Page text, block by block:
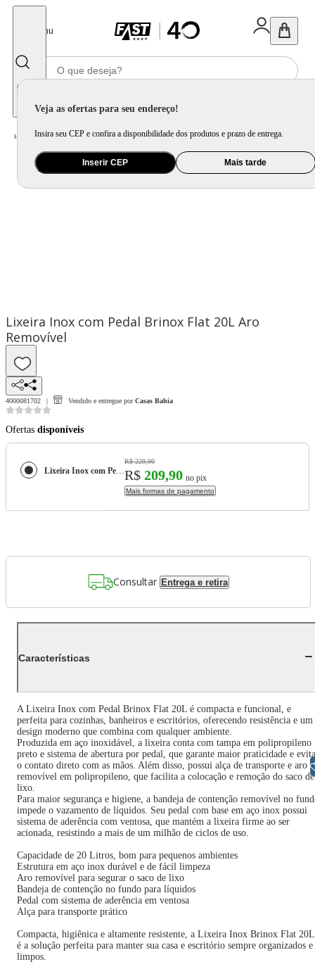
Menu
Veja as ofertas para seu endereço!
Insira seu CEP e confira a disponibilidade dos produtos e prazo de entrega.
Inserir CEP Mais tarde
Home Utilidade Doméstica Organização e Armazenamento / Lixeira
Lixeira Inox com Pedal Brinox Flat 20L Aro
Removível
4000081702 Vendido e entregue por Casas Bahia
Ofertas disponíveis
Lixeira Inox com Pedal Brinox Flat 20L Aro Removível
R$ 229,90
R$ 209,90 no pix
Mais formas de pagamento
Consultar Entrega e retira
Características
A Lixeira Inox com Pedal Brinox Flat 20L é compacta e funcional, e
perfeita para cozinhas, banheiros e escritórios, oferecendo resistência e um
design moderno que combina com qualquer ambiente.
Produzida em aço inoxidável, a lixeira conta com tampa em polipropileno
preto e sistema de abertura por pedal, que garante maior praticidade e evita
o contato direto com as mãos. Além disso, possui alça de transporte e aro
removível em polipropileno, que facilita a colocação e remoção do saco de
lixo.
Para maior segurança e higiene, a bandeja de contenção removível no
impede o vazamento de líquidos. Seu pedal com base em aço inox possui
sistema de aderência com ventosa, que mantém a lixeira firme ao ser
acionada, resistindo a mais de um milhão de ciclos de uso.
Capacidade de 20 Litros, bom para pequenos ambientes
Estrutura em aço inox durável e de fácil limpeza
Aro removível para segurar o saco de lixo
Bandeja de contenção no fundo para líquidos
Pedal com sistema de aderência em ventosa
Alça para transporte prático
Compacta, higiênica e altamente resistente, a Lixeira Inox Brinox Flat 20L
é a solução perfeita para manter sua casa e escritório sempre organizados e
limpos.
Libras